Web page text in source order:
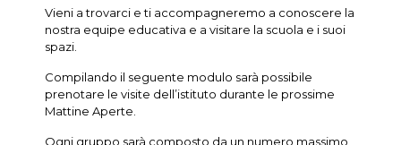
Vieni a trovarci e ti accompagneremo a conoscere la
nostra equipe educativa e a visitare la scuola e i suoi
spazi.
Compilando il seguente modulo sarà possibile
prenotare le visite dell’istituto durante le prossime
Mattine Aperte.
Ogni gruppo sarà composto da un numero massimo